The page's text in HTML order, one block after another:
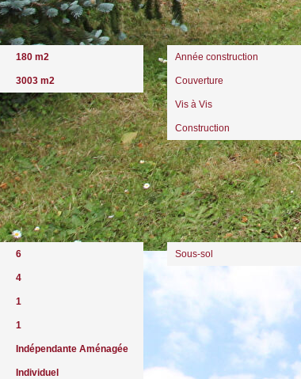
180 m2
3003 m2
Extérieur
Année construction
Couverture
Vis à Vis
Construction
6
4
1
1
Indépendante Aménagée
Individuel
Autres
Sous-sol